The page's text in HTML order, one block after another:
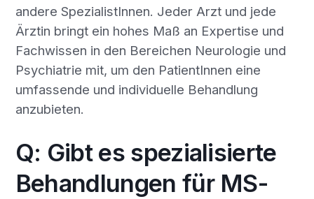
andere SpezialistInnen. Jeder Arzt und jede
Ärztin bringt ein hohes Maß an Expertise und
Fachwissen in den Bereichen Neurologie und
Psychiatrie mit, um den PatientInnen eine
umfassende und individuelle Behandlung
anzubieten.
Q: Gibt es spezialisierte
Behandlungen für MS-